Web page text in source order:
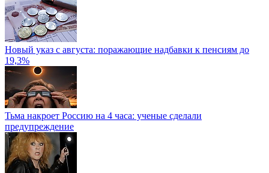
Новый указ с августа: поражающие надбавки к пенсиям до
19,3%
Тьма накроет Россию на 4 часа: ученые сделали
предупреждение